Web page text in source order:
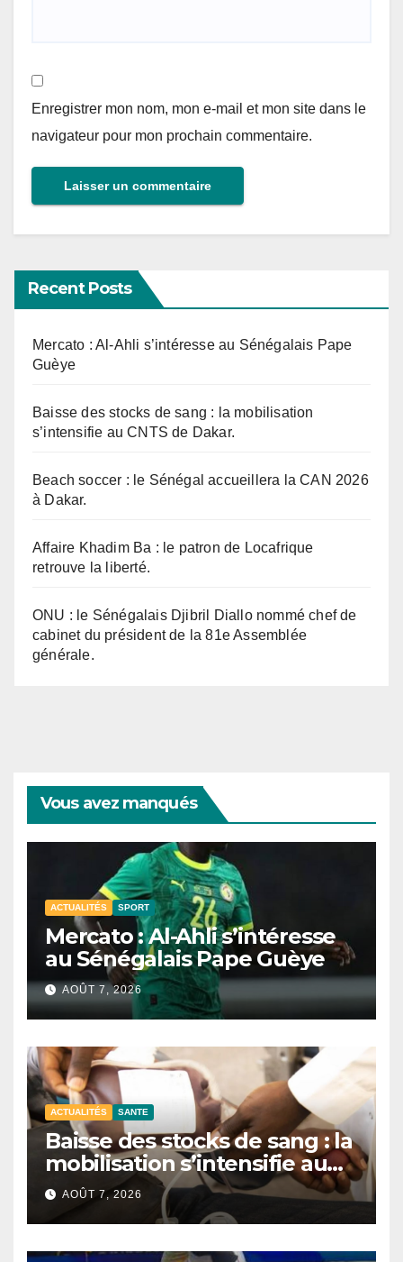
Enregistrer mon nom, mon e-mail et mon site dans le
navigateur pour mon prochain commentaire.
Recent Posts
Mercato : Al-Ahli s’intéresse au Sénégalais Pape
Guèye
Baisse des stocks de sang : la mobilisation
s’intensifie au CNTS de Dakar.
Beach soccer : le Sénégal accueillera la CAN 2026
à Dakar.
Affaire Khadim Ba : le patron de Locafrique
retrouve la liberté.
ONU : le Sénégalais Djibril Diallo nommé chef de
cabinet du président de la 81e Assemblée
générale.
Vous avez manqués
ACTUALITÉS SPORT
Mercato : Al-Ahli s’intéresse
au Sénégalais Pape Guèye
AOÛT 7, 2026
ACTUALITÉS SANTE
Baisse des stocks de sang : la
mobilisation s’intensifie au
CNTS de Dakar.
AOÛT 7, 2026